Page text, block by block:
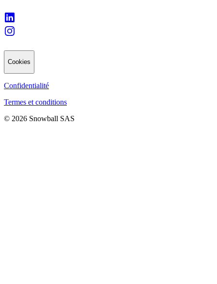
Cookies
Confidentialité
Termes et conditions
© 2026 Snowball SAS